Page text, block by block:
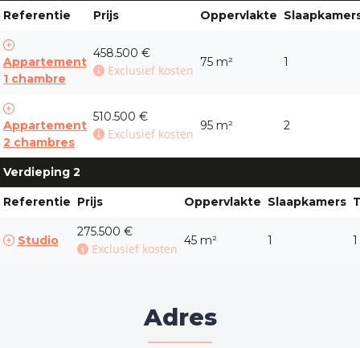
Referentie Prijs Oppervlakte
Appartement
1 chambre
458.500 €
Exclusief kosten
75 m² 1
Appartement
2 chambres
510.500 €
Exclusief kosten
95 m² 2
Verdieping 2
Referentie Prijs Oppervlakte Slaapkamers
Studio
275.500 €
Exclusief kosten
45 m² 1 1
Adres